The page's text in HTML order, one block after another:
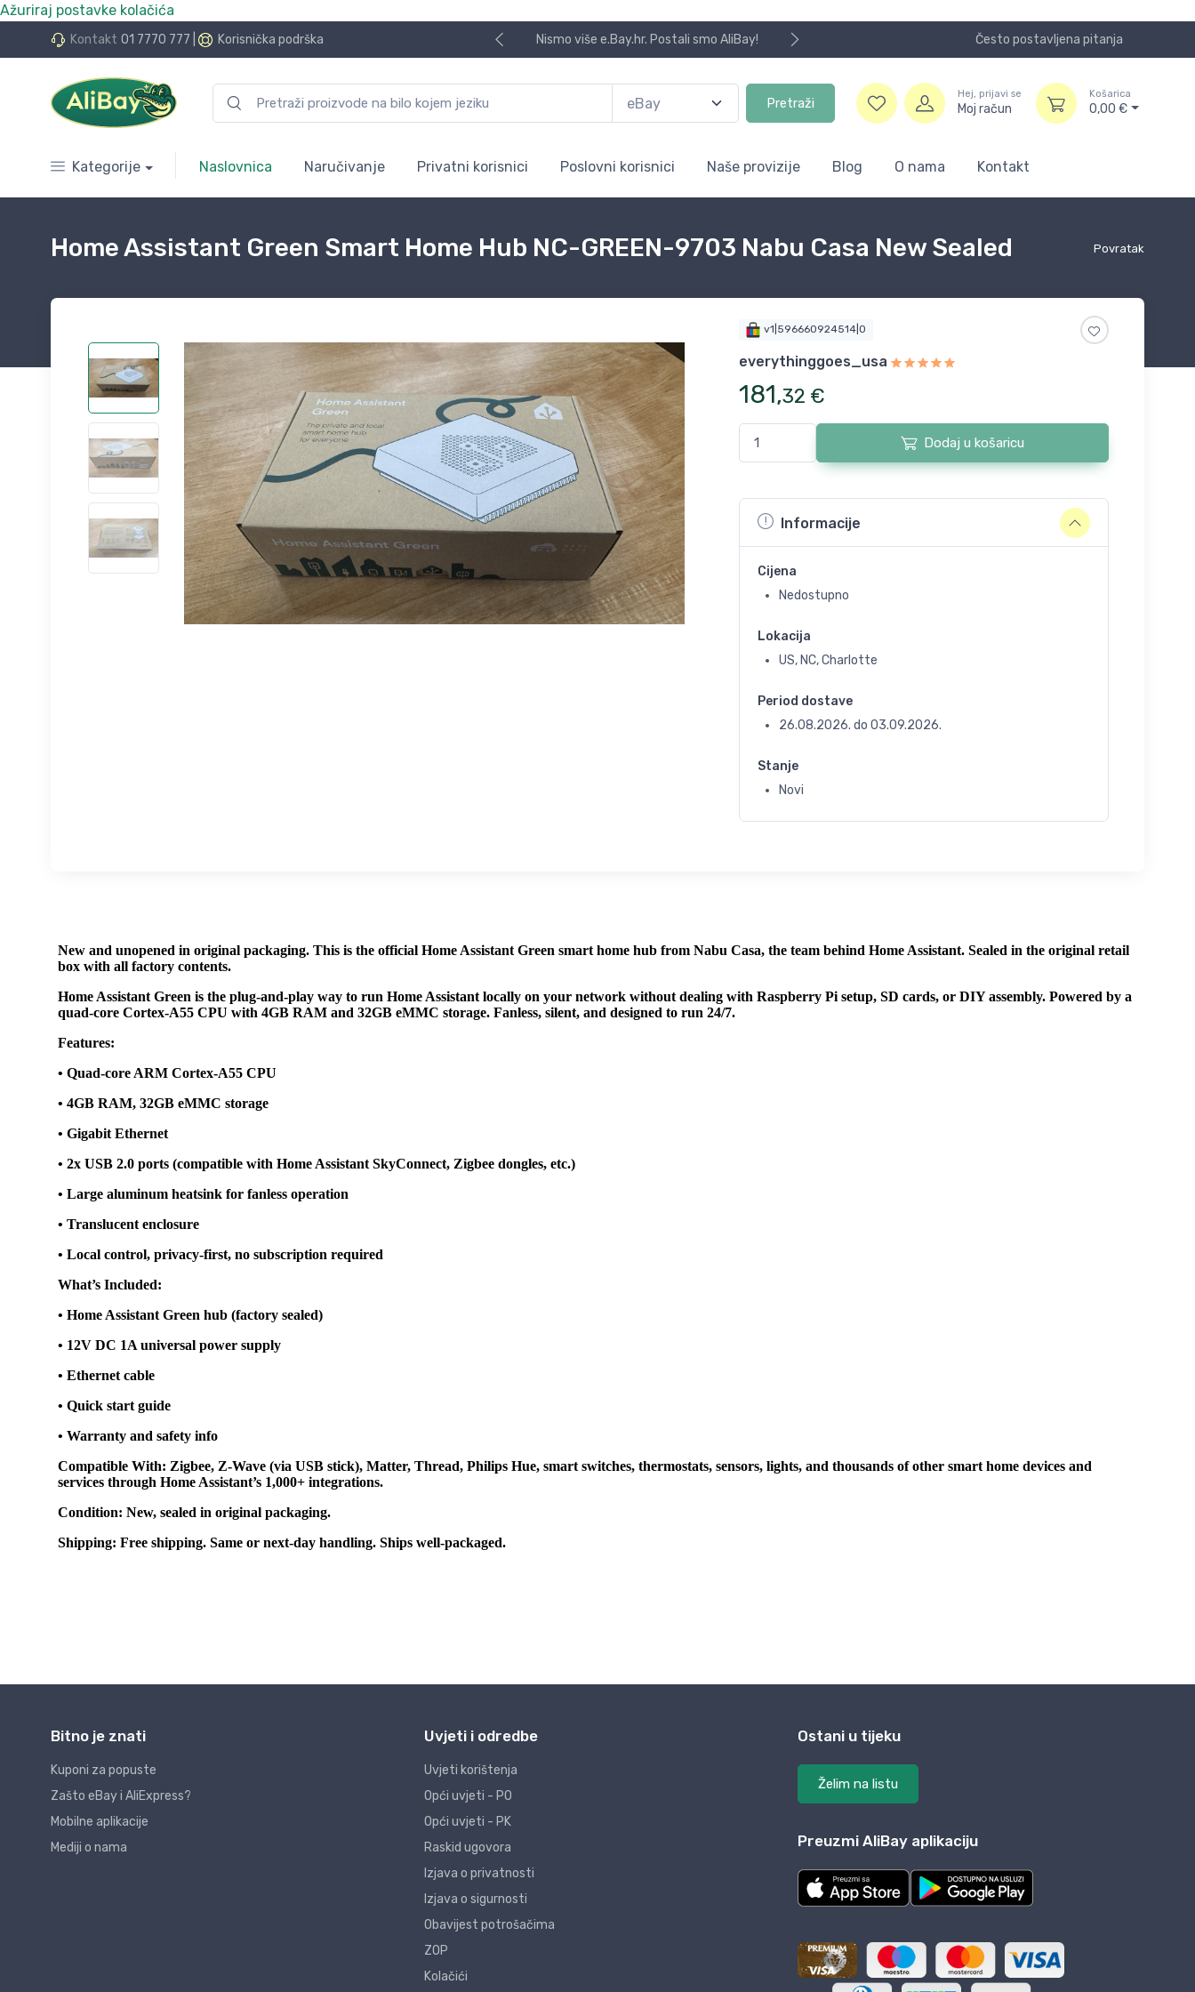
Ažuriraj postavke kolačića
Kontakt 01 7770 777 Korisnička podrška
24 rate bez kamata Nismo više e.Bay.hr. Postali smo AliBay! Često postavljena pitanja
Pretraži
Hej, prijavi se
Moj račun
Košarica
0,00 €
Kategorije Naslovnica Naručivanje Privatni korisnici Poslovni korisnici Naše provizije Blog O nama Kontakt
Povratak
Home Assistant Green Smart Home Hub NC-GREEN-9703 Nabu Casa New Sealed
v1|596660924514|0
everythinggoes_usa
181,32 €
Dodaj u košaricu
Informacije
Cijena
Nedostupno
Lokacija
US, NC, Charlotte
Period dostave
26.08.2026. do 03.09.2026.
Stanje
Novi
Bitno je znati
Kuponi za popuste
Zašto eBay i AliExpress?
Mobilne aplikacije
Mediji o nama
Uvjeti i odredbe
Uvjeti korištenja
Opći uvjeti - PO
Opći uvjeti - PK
Raskid ugovora
Izjava o privatnosti
Izjava o sigurnosti
Obavijest potrošačima
ZOP
Kolačići
Ostani u tijeku
Želim na listu
Preuzmi AliBay aplikaciju